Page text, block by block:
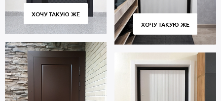
ХОЧУ ТАКУЮ ЖЕ
ХОЧУ ТАКУЮ ЖЕ